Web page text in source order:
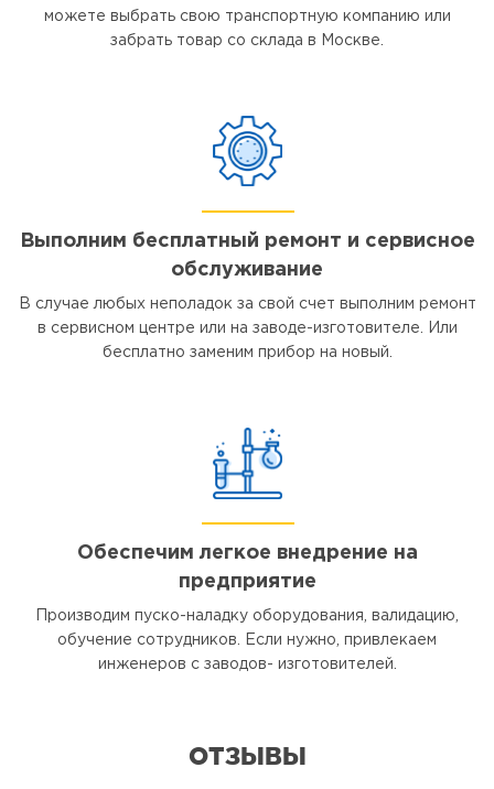
можете выбрать свою транспортную компанию или
забрать товар со склада в Москве.
Выполним бесплатный ремонт и сервисное
обслуживание
В случае любых неполадок за свой счет выполним ремонт
в сервисном центре или на заводе-изготовителе. Или
бесплатно заменим прибор на новый.
Обеспечим легкое внедрение на
предприятие
Производим пуско-наладку оборудования, валидацию,
обучение сотрудников. Если нужно, привлекаем
инженеров с заводов- изготовителей.
ОТЗЫВЫ